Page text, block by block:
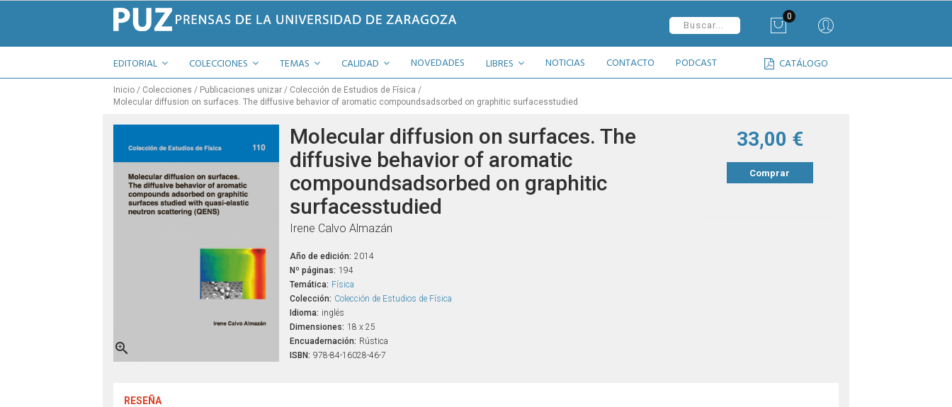
0
EDITORIAL COLECCIONES TEMAS CATÁLOGO
CALIDAD NOVEDADES LIBRES NOTICIAS CONTACTO PODCAST
Inicio Colecciones Publicaciones unizar
Colección de Estudios de Física
Molecular diffusion on surfaces. The diffusive behavior of aromatic compoundsadsorbed on graphitic surfacesstudied

Molecular diffusion on surfaces. The
diffusive behavior of aromatic
compoundsadsorbed on graphitic
surfacesstudied
Irene Calvo Almazán
Año de edición: 2014
Nº páginas: 194
Temática: Física
Colección: Colección de Estudios de Física
Idioma: inglés
Dimensiones: 18 x 25
Encuadernación: Rústica
ISBN: 978-84-16028-46-7
33,00 €
Comprar
RESEÑA